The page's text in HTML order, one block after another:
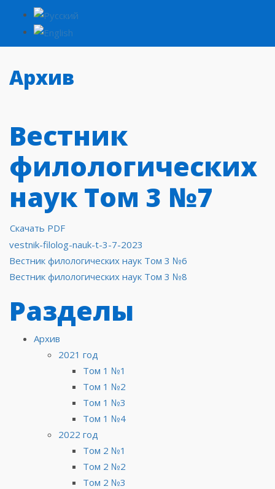
Архив
Вестник
филологических
наук Том 3 №7
Скачать PDF
vestnik-filolog-nauk-t-3-7-2023
Навигация
по
записям
Вестник филологических наук Том 3 №6
Вестник филологических наук Том 3 №8
Разделы
Архив
2021 год
Том 1 №1
Том 1 №2
Том 1 №3
Том 1 №4
2022 год
Том 2 №1
Том 2 №2
Том 2 №3